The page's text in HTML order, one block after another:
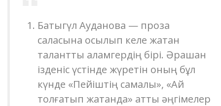
Бақтыгүл Ауданова — проза
саласына қосылып келе жатқан
талантты қаламгердің бірі. Әрқашан
ізденіс үстінде жүретін оның бұл
күнде «Пейіштің самалы», «Ай
толғатып жатқанда» атты әңгімелер